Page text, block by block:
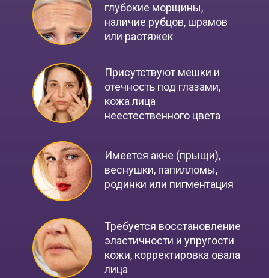
Присутствуют мешки и
отечность под глазами,
кожа лица
неестественного цвета
глубокие морщины,
наличие рубцов, шрамов
или растяжек
Имеется акне (прыщи),
веснушки, папилломы,
родинки или пигментация
Требуется восстановление
эластичности и упругости
кожи, корректировка овала
лица